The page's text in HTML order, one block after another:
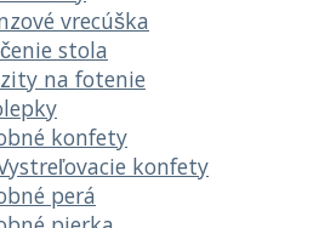
vrecúška
stola
na fotenie
konfety
konfety
perá